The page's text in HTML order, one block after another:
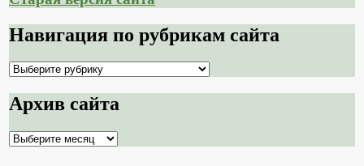
Навигация по рубрикам сайта
Навигация
рубрикам
сайта
Архив сайта
Архив